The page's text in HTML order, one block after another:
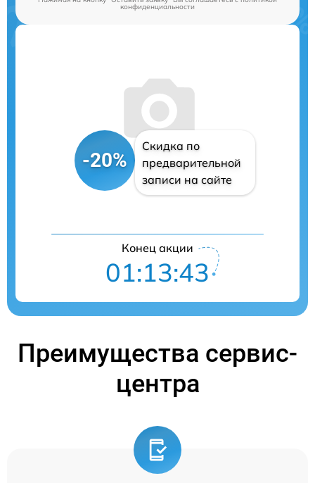
конфиденциальности
-20%
Скидка по
предварительной
записи на сайте
Конец акции
01:13:42
Преимущества сервис-
центра